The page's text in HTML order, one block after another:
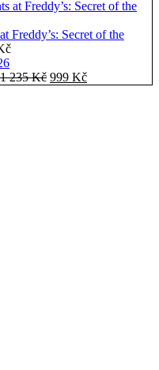
Freddy’s: Secret of the
1 235Kč Původní
999 KčAktuální